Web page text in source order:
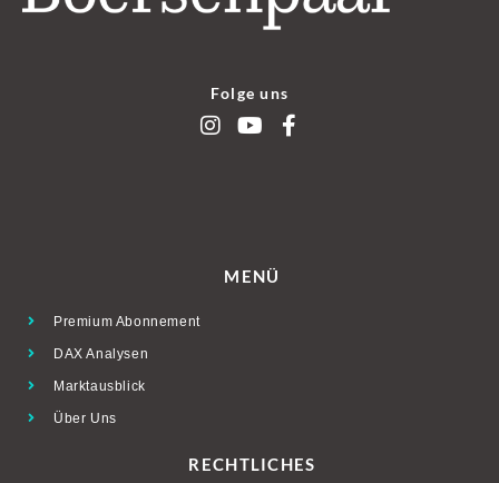
Folge uns
MENÜ
Premium Abonnement
DAX Analysen
Marktausblick
Über Uns
RECHTLICHES